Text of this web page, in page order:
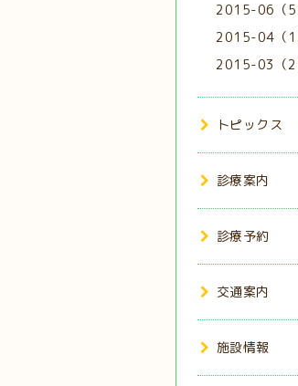
2015-06（5
2015-04（1
2015-03（2
トピックス
診療案内
診療予約
交通案内
施設情報